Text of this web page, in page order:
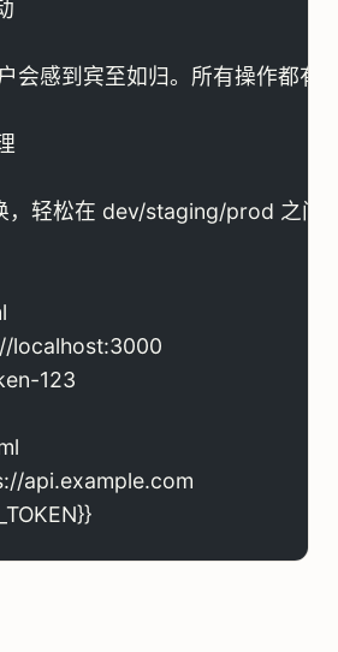
会感到宾至如归。所有操作都有
，轻松在 dev/staging/prod 之间
localhost:3000
123
api.example.com